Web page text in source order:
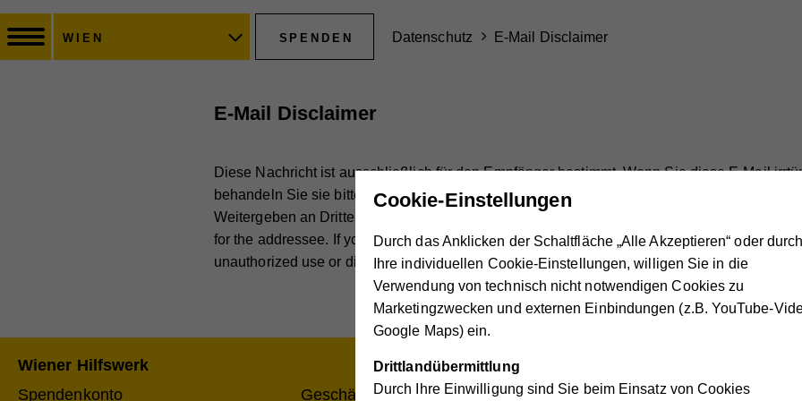
WIEN SPENDEN Datenschutz E-Mail Disclaimer
E-Mail Disclaimer
Diese Nachricht ist ausschließlich für den Empfänger bestimmt. Wenn Sie diese E-Mail
behandeln Sie sie bitte vertraulich und benachrichtigen Sie den Absender. Nicht
Weitergeben an Dritte ist verboten (§ 93 Abs. 4 TKG, § 120 Abs. 2a StGB, § 77 UrhG). This
for the addressee. If you have received this message in error, please keep it confidential
unauthorized use or dissemination is prohibited (§ 93 Abs. 4 TKG, § 120 Abs. 2a StGB, § 77
Wiener Hilfswerk
Spendenkonto
Geschäftskonto
Cookie-Einstellungen
Durch das Anklicken der Schaltfläche „Alle Akzeptieren“ oder durch
Ihre individuellen Cookie-Einstellungen, willigen Sie in die
Verwendung von technisch nicht notwendigen Cookies zu
Marketingzwecken und externen Einbindungen (z.B. YouTube-
Google Maps) ein.
Drittlandübermittlung
Durch Ihre Einwilligung sind Sie beim Einsatz von Cookies